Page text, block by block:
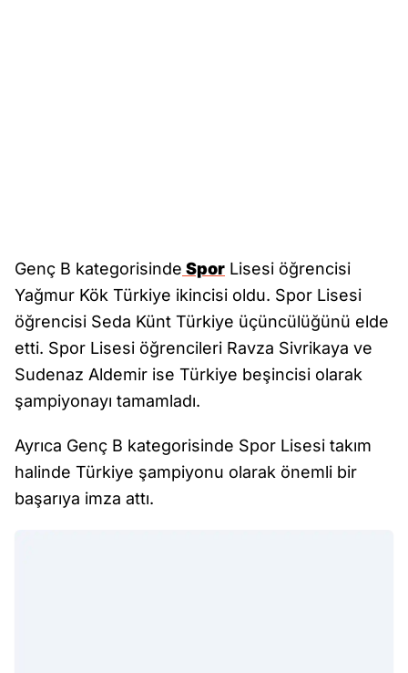
Genç B kategorisinde Spor Lisesi öğrencisi
Yağmur Kök Türkiye ikincisi oldu. Spor Lisesi
öğrencisi Seda Künt Türkiye üçüncülüğünü elde
etti. Spor Lisesi öğrencileri Ravza Sivrikaya ve
Sudenaz Aldemir ise Türkiye beşincisi olarak
şampiyonayı tamamladı.
Ayrıca Genç B kategorisinde Spor Lisesi takım
halinde Türkiye şampiyonu olarak önemli bir
başarıya imza attı.